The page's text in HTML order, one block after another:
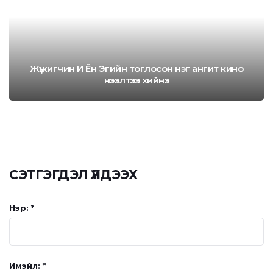
Жүжигчин И Ён Эгийн тоглосон нэг ангит кино
нээлтээ хийнэ
СЭТГЭГДЭЛ ҮЛДЭЭХ
Нэр: *
Имэйл: *